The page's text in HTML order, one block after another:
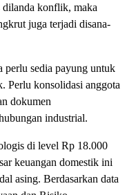
dilanda konflik, maka
juga terjadi disana-
perlu sedia payung untuk
Perlu konsolidasi anggota
dokumen
industrial.
di level Rp 18.000
keuangan domestik ini
asing. Berdasarkan data